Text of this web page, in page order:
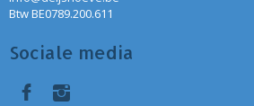
Btw BE0789.200.611
Sociale media